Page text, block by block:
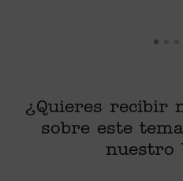
¿Quieres recibir
sobre este
nuestro